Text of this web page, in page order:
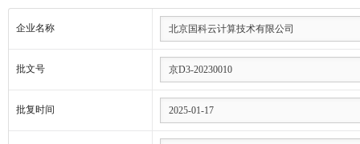
企业名称
批文号
批复时间